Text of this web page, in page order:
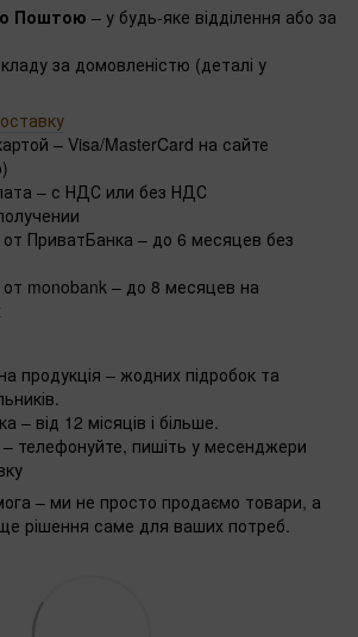
Поштою – у будь-яке відділення або за
за домовленістю (деталі у
– Visa/MasterCard на сайте
– с НДС или без НДС
ПриватБанка – до 6 месяцев без
monobank – до 8 месяцев на
продукція – жодних підробок та
– від 12 місяців і більше.
– телефонуйте, пишіть у месенджери
– ми не просто продаємо товари, а
рішення саме для ваших потреб.